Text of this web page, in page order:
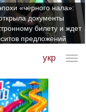
«черного нала»:
документы
билету и ждет
предложений
укр